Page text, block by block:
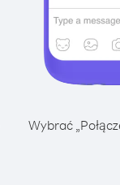
Wybrać